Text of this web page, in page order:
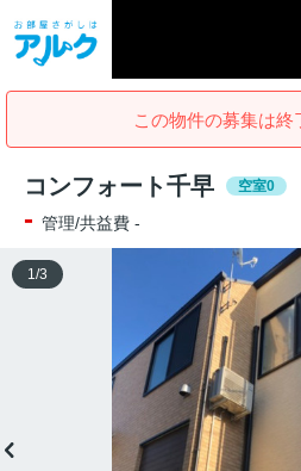
この物件の募集は終
コンフォート千早 空室0
- 管理/共益費 -
1 /3